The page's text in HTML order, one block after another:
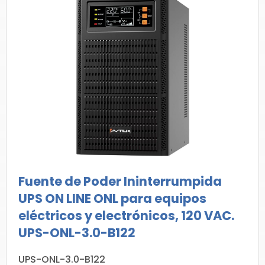
Fuente de Poder Ininterrumpida
UPS ON LINE ONL para equipos
eléctricos y electrónicos, 120 VAC.
UPS-ONL-3.0-B122
UPS-ONL-3.0-B122